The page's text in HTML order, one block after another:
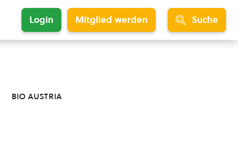
Login Mitglied werden Suche
bio austria